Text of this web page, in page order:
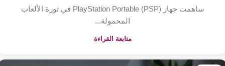
ساهمت جهاز PlayStation Portable (PSP) في ثورة الألعاب
المحمولة...
متابعة القراءة